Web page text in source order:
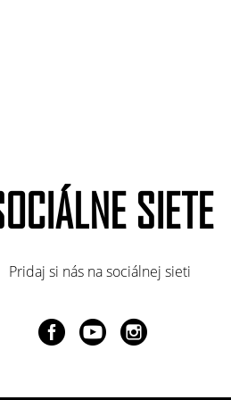
SIETE
Pridaj si nás na sociálnej sieti